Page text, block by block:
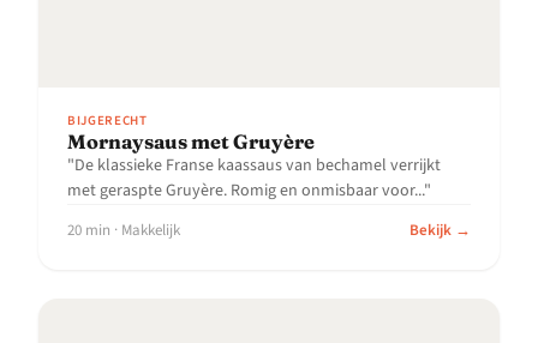
BIJGERECHT
Mornaysaus met Gruyère
"De klassieke Franse kaassaus van bechamel verrijkt
met geraspte Gruyère. Romig en onmisbaar voor..."
20 min · Makkelijk Bekijk →